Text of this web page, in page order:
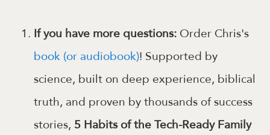
If you have more questions:Order Chris's
book (or audiobook)! Supported by
science, built on deep experience, biblical
truth, and proven by thousands of success
stories, 5 Habits of the Tech-Ready Family